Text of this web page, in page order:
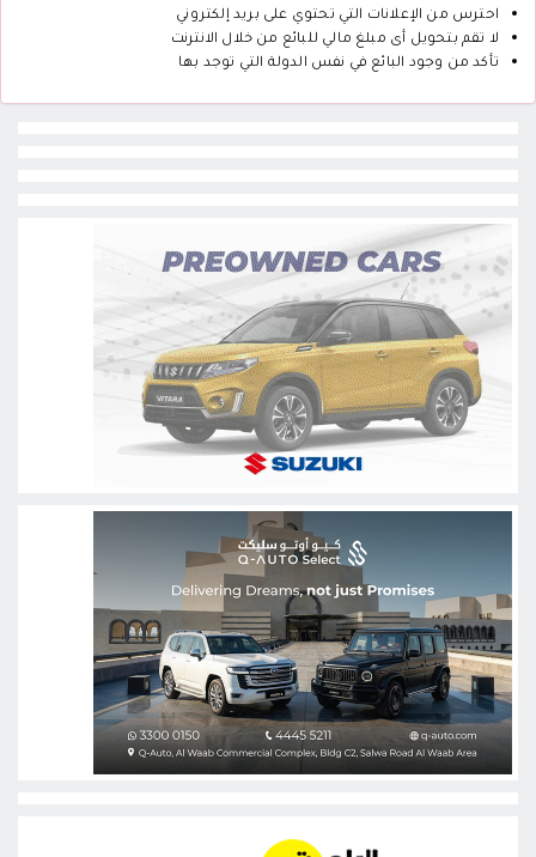
احترس من الإعلانات التي تحتوي على بريد إلكتروني
لا تقم بتحويل أى مبلغ مالي للبائع من خلال الانترنت
تأكد من وجود البائع في نفس الدولة التي توجد بها